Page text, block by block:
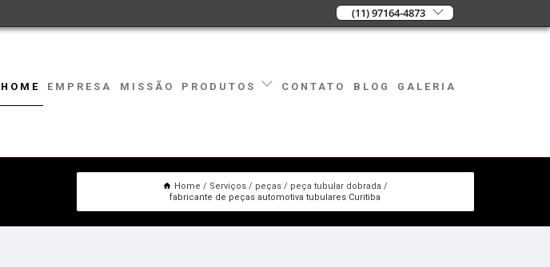
(11) 97164-4873
HOME EMPRESA MISSÃO PRODUTOS CONTATO BLOG GALERIA
Home Serviços peças
peça tubular dobrada
fabricante de peças automotiva tubulares Curitiba